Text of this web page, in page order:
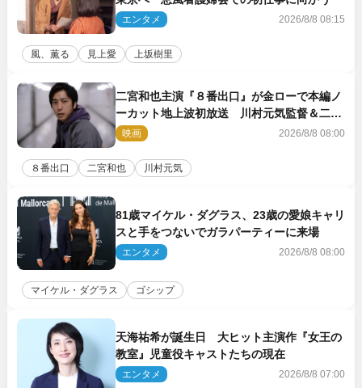
エンタメ 2026/8/8 08:15
風、薫る 見上愛 上坂樹里
二宮和也主演『８番出口』が金ローで本編ノ
ーカット地上波初放送 川村元気監督＆二宮
コメント到着
映画 2026/8/8 08:00
８番出口 二宮和也 川村元気
81歳マイケル・ダグラス、23歳の愛娘キャリ
スと手をつないでガラパーティーに来場
エンタメ 2026/8/8 08:00
マイケル・ダグラス ゴシップ
天海祐希が誕生日 大ヒット主演作『女王の
教室』児童役キャストたちの現在
エンタメ 2026/8/8 07:00